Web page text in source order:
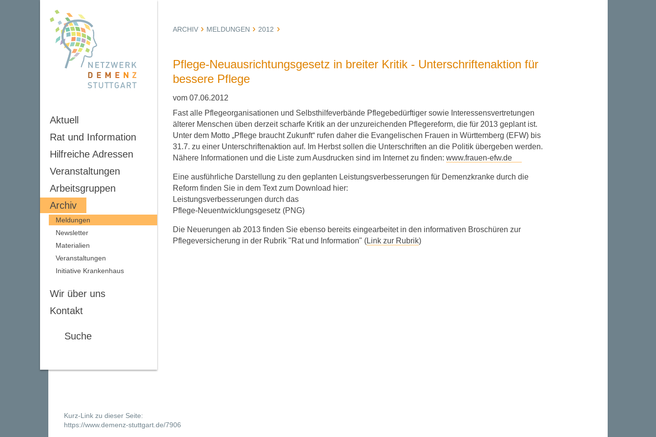
Aktuell
Rat und Information
Hilfreiche Adressen
Veranstaltungen
Arbeitsgruppen
Archiv
Meldungen
Newsletter
Materialien
Veranstaltungen
Initiative Krankenhaus
Wir über uns
Kontakt
Suche
ARCHIV MELDUNGEN 2012
Pflege-Neuausrichtungsgesetz in breiter Kritik - Unterschriftenaktion für
bessere Pflege
vom 07.06.2012
Fast alle Pflegeorganisationen und Selbsthilfeverbände Pflegebedürftiger sowie Interessensvertretungen
älterer Menschen üben derzeit scharfe Kritik an der unzureichenden Pflegereform, die für 2013 geplant ist.
Unter dem Motto „Pflege braucht Zukunft“ rufen daher die Evangelischen Frauen in Württemberg (EFW) bis
31.7. zu einer Unterschriftenaktion auf. Im Herbst sollen die Unterschriften an die Politik übergeben werden.
Nähere Informationen und die Liste zum Ausdrucken sind im Internet zu finden:www.frauen-efw.de
Eine ausführliche Darstellung zu den geplanten Leistungsverbesserungen für Demenzkranke durch die
Reform finden Sie in dem Text zum Download hier:
Leistungsverbesserungen durch das
Pflege-Neuentwicklungsgesetz (PNG)
Die Neuerungen ab 2013 finden Sie ebenso bereits eingearbeitet in den informativen Broschüren zur
Pflegeversicherung in der Rubrik "Rat und Information" (Link zur Rubrik)
Kurz-Link zu dieser Seite:
https://www.demenz-stuttgart.de/7906